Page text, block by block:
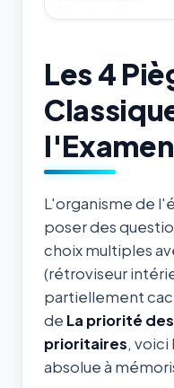
Les 4
L'organisme de
poser des
choix multiples
(rétroviseur
partiellement
de La priorité
prioritaires,
absolue à